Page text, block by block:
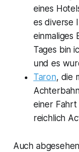
eines
es diverse
einmaliges
Tages bin
und es
Taron, die
einer
reichlich
Auch